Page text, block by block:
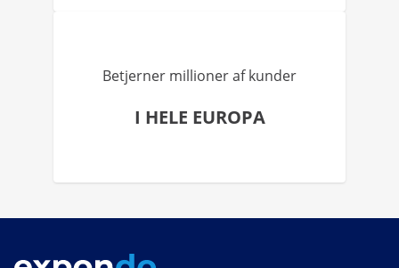
Betjerner millioner af kunder
I HELE EUROPA